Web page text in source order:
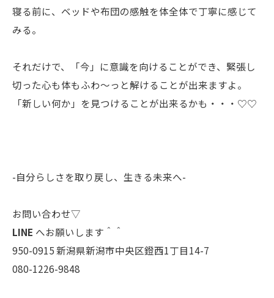
寝る前に、ベッドや布団の感触を体全体で丁寧に感じて
みる。
それだけで、「今」に意識を向けることができ、緊張し
切った心も体もふわ〜っと解けることが出来ますよ。
「新しい何か」を見つけることが出来るかも・・・♡♡
-自分らしさを取り戻し、生きる未来へ-
お問い合わせ▽
LINE へお願いします＾＾
950-0915 新潟県新潟市中央区鐙西1丁目14-7
080-1226-9848